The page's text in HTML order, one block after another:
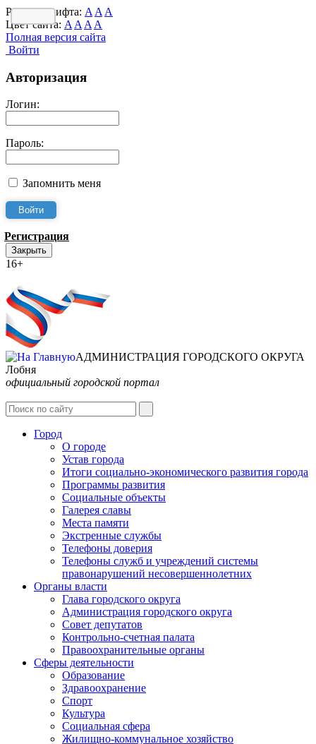
Размер шрифта: A A A
Цвет сайта: A A A A
Полная версия сайта
Войти
Авторизация
Логин:
Пароль:
Запомнить меня
Регистрация
Закрыть
16+
АДМИНИСТРАЦИЯ ГОРОДСКОГО ОКРУГА
Лобня
официальный городской портал
Город
О городе
Устав города
Итоги социально-экономического развития города
Программы развития
Социальные объекты
Галерея славы
Места памяти
Экстренные службы
Телефоны доверия
Телефоны служб и учреждений системы
правонарушений несовершеннолетних
Органы власти
Глава городского округа
Администрация городcкого округа
Совет депутатов
Контрольно-счетная палата
Правоохранительные органы
Сферы деятельности
Образование
Здравоохранение
Спорт
Культура
Социальная сфера
Жилищно-коммунальное хозяйство